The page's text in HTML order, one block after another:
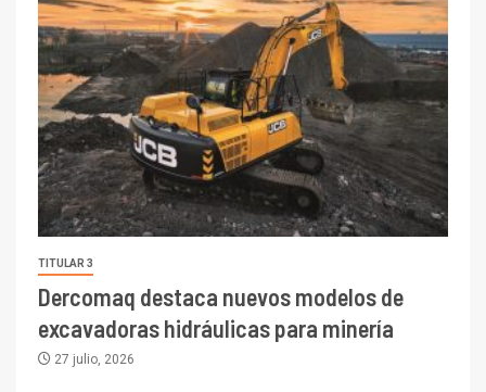
TITULAR 3
Dercomaq destaca nuevos modelos de
excavadoras hidráulicas para minería
27 julio, 2026